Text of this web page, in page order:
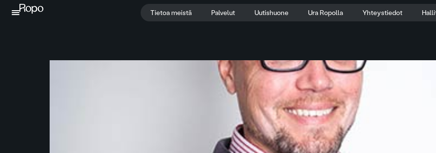
Jatka sisältöön
Tietoa meistä Palvelut Uutishuone Ura Ropolla Yhteystiedot